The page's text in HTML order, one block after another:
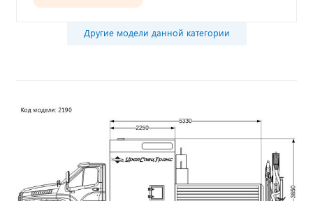
Другие модели данной категории